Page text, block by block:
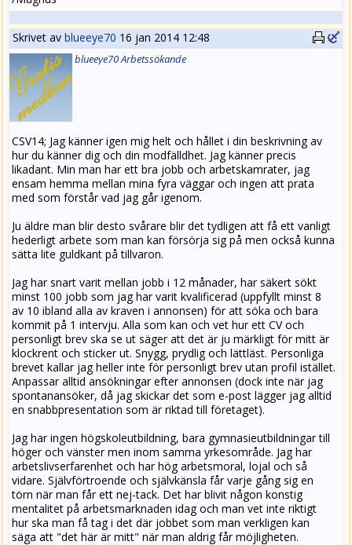
Skrivet avblueeye70 16 jan 2014 12:48
blueeye70Arbetssökande
CSV14; Jag känner igen mig helt och hållet i din beskrivning av
hur du känner dig och din modfälldhet. Jag känner precis
likadant. Min man har ett bra jobb och arbetskamrater, jag
ensam hemma mellan mina fyra väggar och ingen att prata
med som förstår vad jag går igenom.
Ju äldre man blir desto svårare blir det tydligen att få ett vanligt
hederligt arbete som man kan försörja sig på men också kunna
sätta lite guldkant på tillvaron.
Jag har snart varit mellan jobb i 12 månader, har säkert sökt
minst 100 jobb som jag har varit kvalificerad (uppfyllt minst 8
av 10 ibland alla av kraven i annonsen) för att söka och bara
kommit på 1 intervju. Alla som kan och vet hur ett CV och
personligt brev ska se ut säger att det är ju märkligt för mitt är
klockrent och sticker ut. Snygg, prydlig och lättläst. Personliga
brevet kallar jag heller inte för personligt brev utan profil istället.
Anpassar alltid ansökningar efter annonsen (dock inte när jag
spontanansöker, då jag skickar det som e-post lägger jag alltid
en snabbpresentation som är riktad till företaget).
Jag har ingen högskoleutbildning, bara gymnasieutbildningar till
höger och vänster men inom samma yrkesområde. Jag har
arbetslivserfarenhet och har hög arbetsmoral, lojal och så
vidare. Självförtroende och självkänsla får varje gång sig en
törn när man får ett nej-tack. Det har blivit någon konstig
mentalitet på arbetsmarknaden idag och man vet inte riktigt
hur ska man få tag i det där jobbet som man verkligen kan
säga att "det här är mitt" när man aldrig får möjligheten.